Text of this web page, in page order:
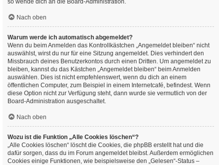
so wende dich an die Board-Administration.
Nach oben
Warum werde ich automatisch abgemeldet?
Wenn du beim Anmelden das Kontrollkästchen „Angemeldet bleiben“ nicht
auswählst, wirst du nur für eine Sitzung angemeldet. Dies verhindert den
Missbrauch deines Benutzerkontos durch einen Dritten. Um angemeldet zu
bleiben, kannst du das Kästchen „Angemeldet bleiben“ beim Anmelden
auswählen. Dies ist nicht empfehlenswert, wenn du dich an einem
öffentlichen Computer, zum Beispiel in einem Internetcafé, befindest. Wenn
diese Option nicht zur Verfügung steht, dann wurde sie vermutlich von der
Board-Administration ausgeschaltet.
Nach oben
Wozu ist die Funktion „Alle Cookies löschen“?
„Alle Cookies löschen“ löscht die Cookies, die phpBB erstellt hat und die
dafür sorgen, dass du im Forum angemeldet bleibst. Außerdem ermöglichen
Cookies einige Funktionen, wie beispielsweise den „Gelesen“-Status –